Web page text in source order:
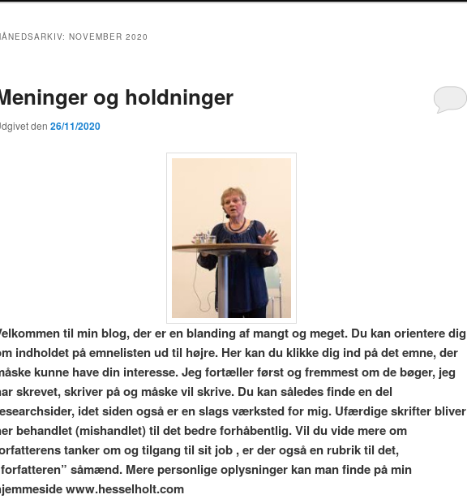
NOVEMBER 2020
og holdninger
den 26/11/2020
elkommen til min blog,der er en blanding af mangt og meget. Du kan orientere dig
indholdet på emnelisten ud til højre. Her kan du klikke dig ind på det emne, der
kunne have din interesse. Jeg fortæller først og fremmest om de bøger, jeg
skrevet, skriver på og måske vil skrive. Du kan således finde en del
idet siden også er en slags værksted for mig. Ufærdige skrifter bliver
behandlet (mishandlet) til det bedre forhåbentlig. Vil du vide mere om
tanker om og tilgang til sit job , er der også en rubrik til det,
såmænd. Mere personlige oplysninger kan man finde på min
www.hesselholt.com